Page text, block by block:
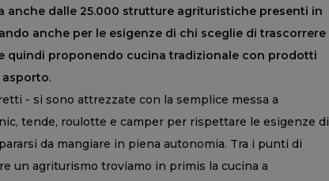
anche dalle 25.000 strutture agrituristiche presenti in
anche per le esigenze di chi sceglie di trascorrere
quindi proponendo cucina tradizionale con prodotti
asporto.
- si sono attrezzate con la semplice messa a
tende, roulotte e camper per rispettare le esigenze di
da mangiare in piena autonomia. Tra i punti di
un agriturismo troviamo in primis la cucina a